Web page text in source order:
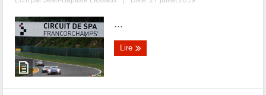
...
Lire